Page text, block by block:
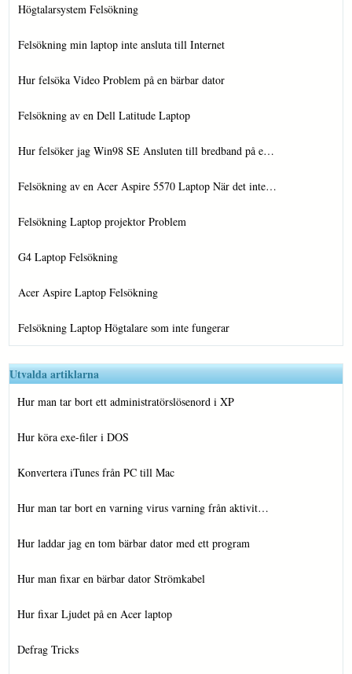
Högtalarsystem Felsökning
Felsökning min laptop inte ansluta till Internet
Hur felsöka Video Problem på en bärbar dator
Felsökning av en Dell Latitude Laptop
Hur felsöker jag Win98 SE Ansluten till bredband på e…
Felsökning av en Acer Aspire 5570 Laptop När det inte…
Felsökning Laptop projektor Problem
G4 Laptop Felsökning
Acer Aspire Laptop Felsökning
Felsökning Laptop Högtalare som inte fungerar
Utvalda artiklarna
Hur man tar bort ett administratörslösenord i XP
Hur köra exe-filer i DOS
Konvertera iTunes från PC till Mac
Hur man tar bort en varning virus varning från aktivit…
Hur laddar jag en tom bärbar dator med ett program
Hur man fixar en bärbar dator Strömkabel
Hur fixar Ljudet på en Acer laptop
Defrag Tricks